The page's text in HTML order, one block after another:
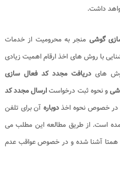
داشت.
گوشی منجر به محرومیت از خدمات
با روش های اخذ ارقام اهمیت زیادی
های دریافت مجدد کد فعال سازی
و نحوه ثبت درخواستارسال مجدد کد
در خصوص نحوه اخذدوباره آن برای تلفن
است. از طریق مطالعه این مطلب می
همتا آشنا شده و در خصوص عواقب عدم